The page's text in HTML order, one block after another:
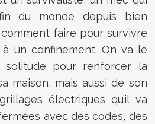
du monde depuis bien
comment faire pour survivre
un confinement. On va le
pour renforcer la
maison, mais aussi de son
électriques qu’il va
avec des codes, des